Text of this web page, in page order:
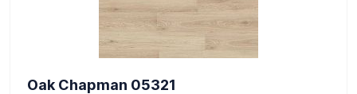
Oak Chapman 05321